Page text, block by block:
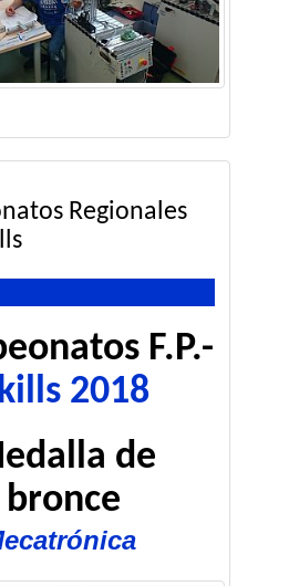
Regionales
F.P.-
2018
de
bronce